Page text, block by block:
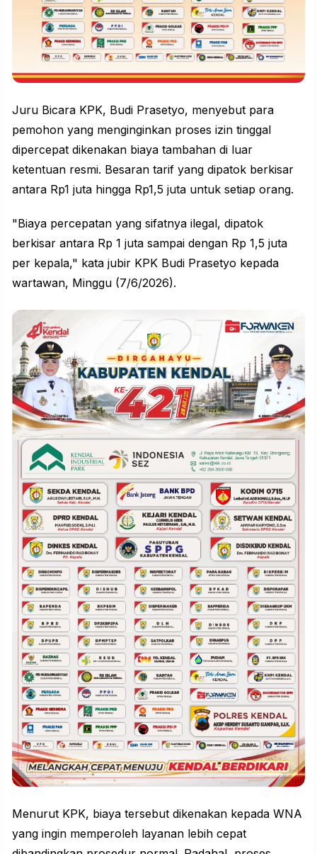
Juru Bicara KPK, Budi Prasetyo, menyebut para
pemohon yang menginginkan proses izin tinggal
dipercepat dikenakan biaya tambahan di luar
ketentuan resmi. Besaran tarif yang dipatok berkisar
antara Rp1 juta hingga Rp1,5 juta untuk setiap orang.
"Biaya percepatan yang sifatnya ilegal, dipatok
berkisar antara Rp 1 juta sampai dengan Rp 1,5 juta
per kepala," kata jubir KPK Budi Prasetyo kepada
wartawan, Minggu (7/6/2026).
Menurut KPK, biaya tersebut dikenakan kepada WNA
yang ingin memperoleh layanan lebih cepat